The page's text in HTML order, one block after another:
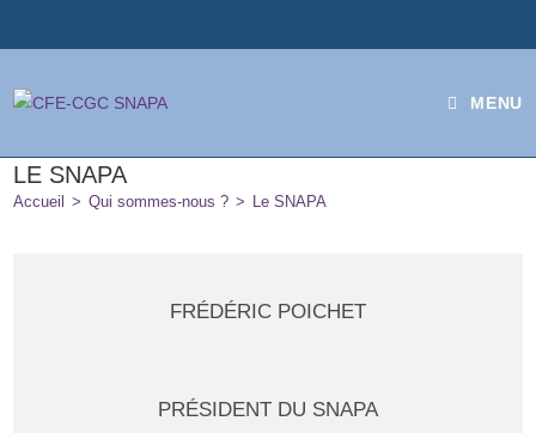
MENU
LE SNAPA
Accueil > Qui sommes-nous ? > Le SNAPA
FRÉDÉRIC POICHET
PRÉSIDENT DU SNAPA